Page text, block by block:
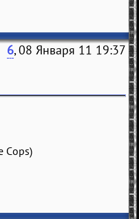
6, 08 Января 11 19:37
Cops)